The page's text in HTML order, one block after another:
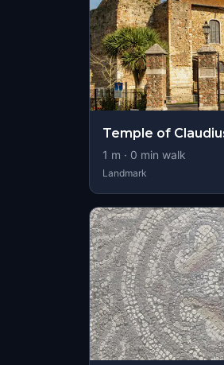
Temple of
1 m · 0 min walk
Landmark